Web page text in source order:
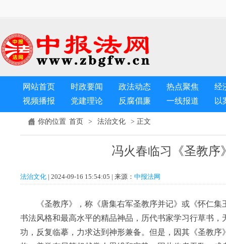
网站首页 时政要闻 政法动态 热点聚焦
经
视频播报
党建理论 反腐倡廉 一线报道 以
你的位置 首页 > 法治文化 > 正文
冯火春临习《圣教序
法治文化 | 2024-09-16 15:54:05 | 来源： 中报法网
《圣教序》，称《唐集右军圣教序并记》或《怀仁集
书法风格和最高水平的精品神品，历代书家学习行草书
功，反复临摹，力求达到神形兼备。但是，因其《圣教序